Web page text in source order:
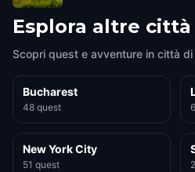
Esplora altre città
Scopri quest e avventure in città
Bucharest
48 quest
New York City
51 quest